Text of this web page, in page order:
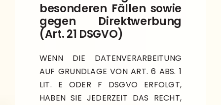
besonderen Fällen sowie
gegen Direktwerbung
(Art. 21 DSGVO)
WENN DIE DATENVERARBEITUNG
AUF GRUNDLAGE VON ART. 6 ABS. 1
LIT. E ODER F DSGVO ERFOLGT,
HABEN SIE JEDERZEIT DAS RECHT,